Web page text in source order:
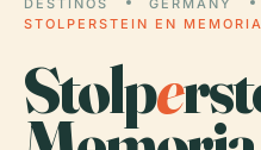
DESTINOS GERMANY
STOLPERSTEIN EN
Stolpe